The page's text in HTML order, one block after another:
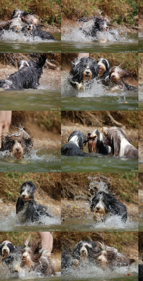
Vrh „C“
Vrh „B“
Vrh „A“